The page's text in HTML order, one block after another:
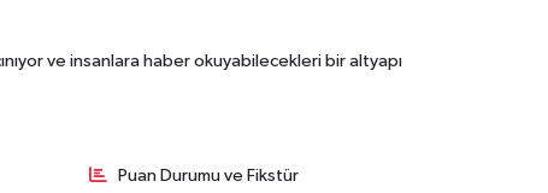
ve insanlara haber okuyabilecekleri bir altyapı
Puan Durumu ve Fikstür